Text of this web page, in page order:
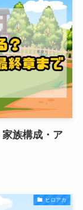
族構成・ア
ヒロアカ